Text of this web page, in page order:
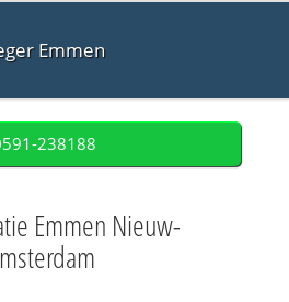
Emmen
238188
Emmen Nieuw-